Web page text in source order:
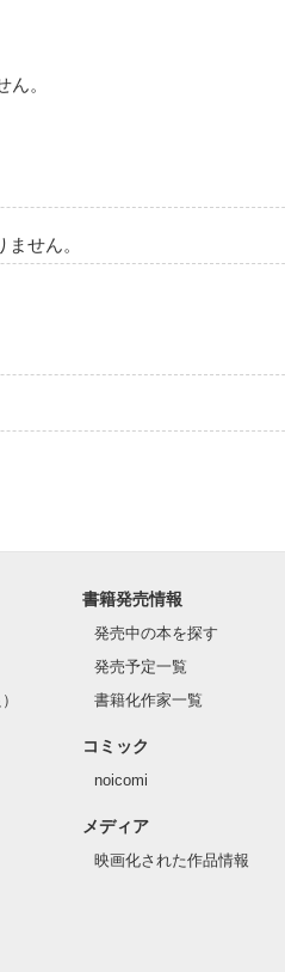
ん。
せん。
書籍発売情報
発売中の本を探す
発売予定一覧
書籍化作家一覧
コミック
noicomi
メディア
映画化された作品情報